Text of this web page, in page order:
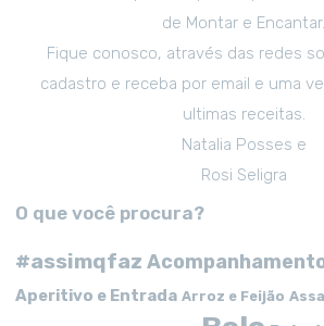
de Montar e Encantar.
Fique conosco, através das redes
cadastro e receba por email e uma
ultimas receitas.
Natalia Posses e
Rosi Seligra
O que você procura?
#assimqfaz
Aperitivo e Entrada Arroz e Feijão